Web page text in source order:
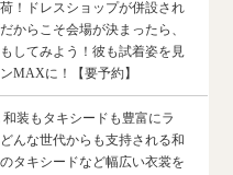
！ドレスショップが併設され
からこそ会場が決まったら、
してみよう！彼も試着姿を見
MAXに！【要予約】
和装もタキシードも豊富にラ
んな世代からも支持される和
タキシードなど幅広い衣裳を